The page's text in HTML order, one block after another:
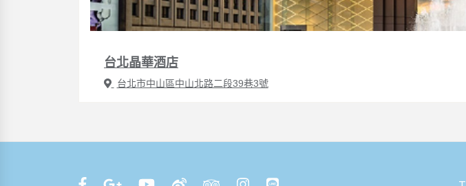
台北晶華酒店
台北市中山區中山北路二段39巷3號